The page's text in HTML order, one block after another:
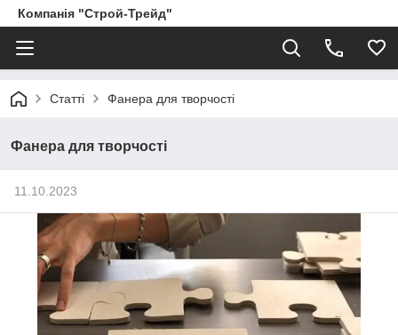
Компанія "Строй-Трейд"
Статті Фанера для творчості
Фанера для творчості
11.10.2023